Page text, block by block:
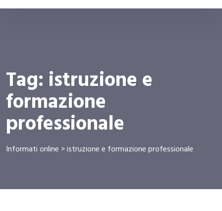
Tag: istruzione e
formazione
professionale
Informati online >istruzione e formazione professionale